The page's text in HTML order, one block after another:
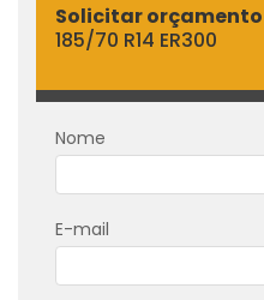
Solicitar
185/70 R14 ER300
Nome
E-mail